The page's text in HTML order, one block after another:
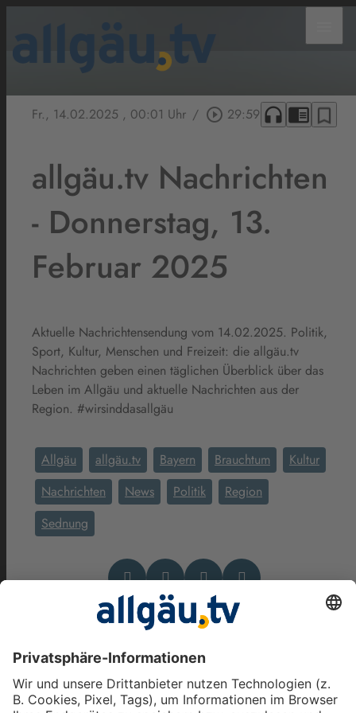
Fr., 14.02.2025 , 00:01 Uhr / play_circle_outline 29:59 headphones chrome_reader_mode bookmark_border
allgäu.tv Nachrichten
- Donnerstag, 13.
Februar 2025
Aktuelle Nachrichtensendung vom 14.02.2025. Politik,
Sport, Kultur, Menschen und Freizeit: die allgäu.tv
Nachrichten geben einen täglichen Überblick über das
Leben im Allgäu und aktuelle Nachrichten aus der
Region. #wirsinddasallgäu
Allgäu allgäu.tv Bayern Brauchtum
Kultur
Nachrichten
News Politik
Region
Sednung
Das könnte Dich auch
interessieren